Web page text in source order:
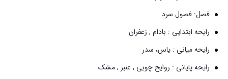
فصل: فصول سرد
رایحه ابتدایی : بادام , زعفران
رایحه میانی : یاس، سدر
رایحه پایانی : روایح چوبی , عنبر , مشک